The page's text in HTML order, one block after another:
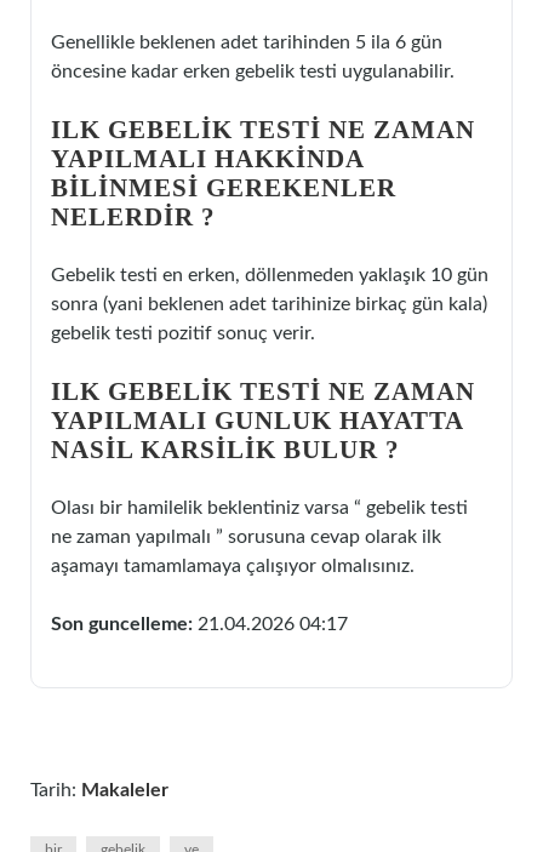
Genellikle beklenen adet tarihinden 5 ila 6 gün
öncesine kadar erken gebelik testi uygulanabilir.
ILK GEBELIK TESTI NE ZAMAN
YAPILMALI HAKKINDA
BILINMESI GEREKENLER
NELERDIR ?
Gebelik testi en erken, döllenmeden yaklaşık 10 gün
sonra (yani beklenen adet tarihinize birkaç gün kala)
gebelik testi pozitif sonuç verir.
ILK GEBELIK TESTI NE ZAMAN
YAPILMALI GUNLUK HAYATTA
NASIL KARSILIK BULUR ?
Olası bir hamilelik beklentiniz varsa “ gebelik testi
ne zaman yapılmalı ” sorusuna cevap olarak ilk
aşamayı tamamlamaya çalışıyor olmalısınız.
Son guncelleme: 21.04.2026 04:17
Tarih: Makaleler